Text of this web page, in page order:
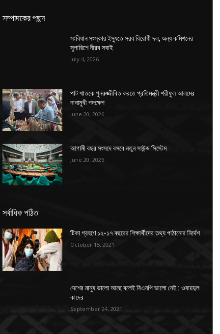
সম্পাদকের পছন্দ
সংবিধান সংস্কার ইস্যুতে সরব বিরোধী দল, অন্য কমিশনের
সুপারিশে নীরব সবাই
July 4, 2026
পাট খাতকে পুনরুজ্জীবিত করতে প্রতিমন্ত্রী শরীফুল আলমের
নানামুখী পদক্ষেপ
June 20, 2026
আগামী বছর সংসদে বসবে নতুন সাউন্ড সিস্টেম
June 20, 2026
সর্বাধিক পঠিত
টিকা গ্রহণে ১২-১৭ বছরের শিক্ষার্থীদের তথ্য পাঠানোর নির্দেশ
October 15, 2021
দেশের মানুষ ভালো আছে বলেই বিএনপি ভালো নেই : ওবায়দুল
কাদের
September 24, 2021